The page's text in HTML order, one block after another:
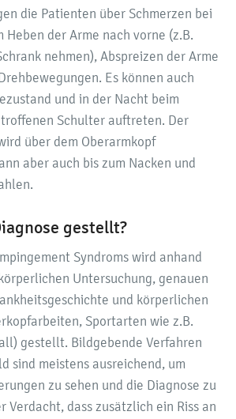
die Patienten über Schmerzen bei
Heben der Arme nach vorne (z.B.
nehmen), Abspreizen der Arme
Es können auch
und in der Nacht beim
Schulter auftreten. Der
über dem Oberarmkopf
aber auch bis zum Nacken und
gestellt?
Syndroms wird anhand
Untersuchung, genauen
und körperlichen
Sportarten wie z.B.
gestellt. Bildgebende Verfahren
sind meistens ausreichend, um
zu sehen und die Diagnose zu
Verdacht, dass zusätzlich ein Riss an